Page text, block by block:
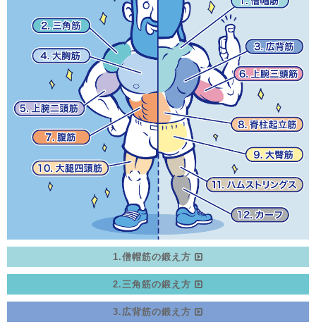
1.僧帽筋の鍛え方
2.三角筋の鍛え方
3.広背筋の鍛え方